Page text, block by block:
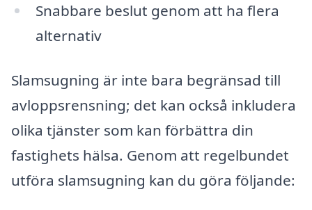
Snabbare beslut genom att ha flera
alternativ
Slamsugning är inte bara begränsad till
avloppsrensning; det kan också inkludera
olika tjänster som kan förbättra din
fastighets hälsa. Genom att regelbundet
utföra slamsugning kan du göra följande: